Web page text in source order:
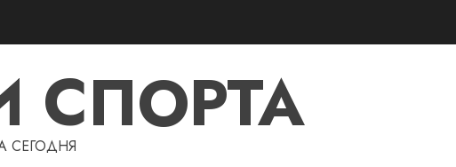
СПОРТА
СЕГОДНЯ